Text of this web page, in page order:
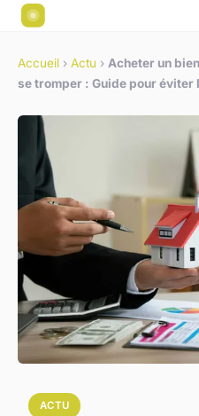
Accueil › Actu › Acheter un
se tromper : Guide pour éviter
ACTU